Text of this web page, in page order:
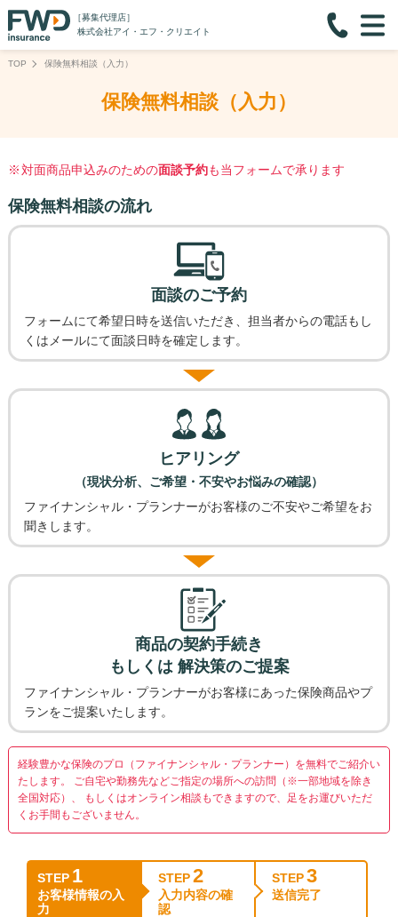
［募集代理店］
株式会社アイ・エフ・クリエイト
TOP 保険無料相談（入力）
保険無料相談（入力）
対面商品申込みのための面談予約も当フォームで承ります
保険無料相談の流れ
面談のご予約
フォームにて希望日時を送信いただき、担当者からの電話もし
くはメールにて面談日時を確定します。
ヒアリング
（現状分析、ご希望・不安やお悩みの確認）
ファイナンシャル・プランナーがお客様のご不安やご希望をお
聞きします。
商品の契約手続き
もしくは 解決策のご提案
ファイナンシャル・プランナーがお客様にあった保険商品やプ
ランをご提案いたします。
経験豊かな保険のプロ（ファイナンシャル・プランナー）を無料でご紹介い
たします。
ご自宅や勤務先などご指定の場所への訪問（※一部地域を除き
全国対応）、
もしくはオンライン相談もできますので、足をお運びいただ
くお手間もございません。
STEP 1
お客様情報の入
力
STEP2
入力内容の確
認
STEP3
送信完了